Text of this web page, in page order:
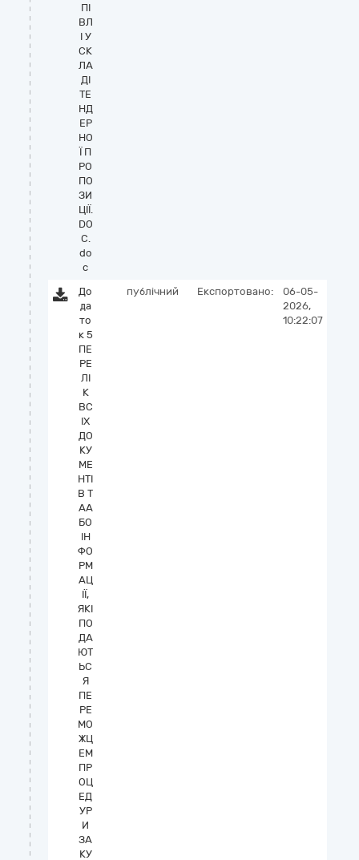
ПІ
ВЛ
І У
СК
ЛА
ДІ
ТЕ
НД
ЕР
НО
Ї П
РО
ПО
ЗИ
ЦІЇ.
DO
C.
do
c
До
да
то
к 5
ПЕ
РЕ
ЛІ
К
ВС
ІХ
ДО
КУ
МЕ
НТІ
В Т
АА
БО
ІН
ФО
РМ
АЦ
ІЇ,
ЯКІ
ПО
ДА
ЮТ
ЬС
Я
ПЕ
РЕ
МО
ЖЦ
ЕМ
ПР
ОЦ
ЕД
УР
И
ЗА
КУ
публічний Експортовано:
06-05-
2026,
10:22:07